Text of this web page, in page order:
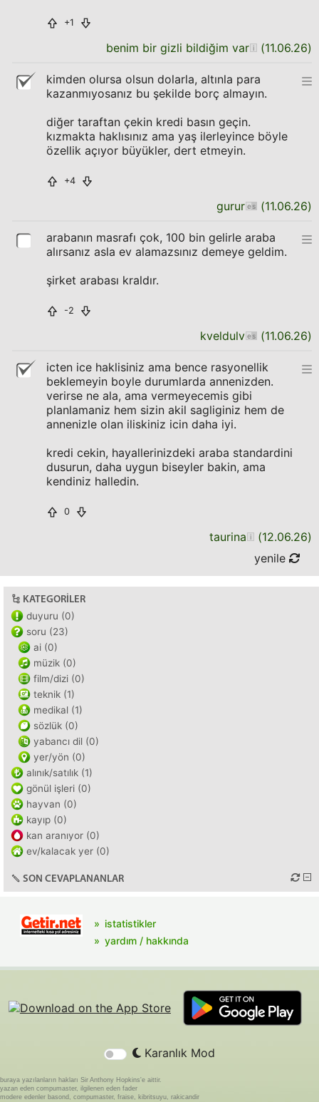
+1
benim bir gizli bildiğim var (11.06.26)
kimden olursa olsun dolarla, altınla para
kazanmıyosanız bu şekilde borç almayın.
diğer taraftan çekin kredi basın geçin.
kızmakta haklısınız ama yaş ilerleyince böyle
özellik açıyor büyükler, dert etmeyin.
+4
gurur (11.06.26)
arabanın masrafı çok, 100 bin gelirle araba
alırsanız asla ev alamazsınız demeye geldim.
şirket arabası kraldır.
-2
kveldulv (11.06.26)
icten ice haklisiniz ama bence rasyonellik
beklemeyin boyle durumlarda annenizden.
verirse ne ala, ama vermeyecemis gibi
planlamaniz hem sizin akil sagliginiz hem de
annenizle olan iliskiniz icin daha iyi.
kredi cekin, hayallerinizdeki araba standardini
dusurun, daha uygun biseyler bakin, ama
kendiniz halledin.
0
taurina (12.06.26)
yenile
KATEGORILER
duyuru (0)
soru (23)
ai (0)
müzik (0)
film/dizi (0)
teknik (1)
medikal (1)
sözlük (0)
yabancı dil (0)
yer/yön (0)
alınık/satılık (1)
gönül işleri (0)
hayvan (0)
kayıp (0)
kan aranıyor (0)
ev/kalacak yer (0)
SON CEVAPLANANLAR
istatistikler
yardım / hakkında
Karanlık Mod
buraya yazılanların hakları Sir Anthony Hopkins'e aittir.
yazan eden compumaster, ilgilenen eden fader
modere edenler basond, compumaster, fraise, kibritsuyu, rakicandir